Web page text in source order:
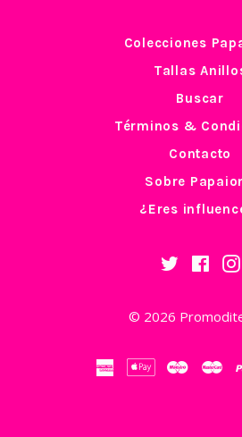
Colecciones
Tallas
Buscar
Términos &
Contacto
Sobre
¿Eres
Twitter
© 2026
americanapplemaestro